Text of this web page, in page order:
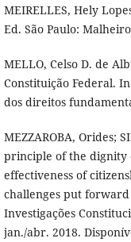
MEIRELLES, Hely
Ed. São Paulo:
MELLO, Celso D. de
Constituição Federal.
dos direitos
MEZZAROBA, Orides;
principle of the dignity
effectiveness of
challenges put
Investigações
jan./abr. 2018.